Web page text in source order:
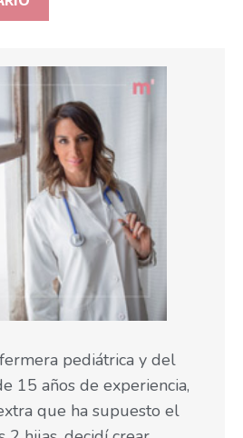
pediátrica y del
15 años de experiencia,
que ha supuesto el